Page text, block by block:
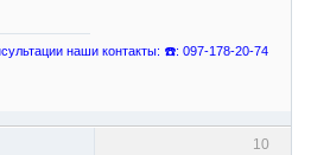
наши контакты: ☎️: 097-178-20-74
10